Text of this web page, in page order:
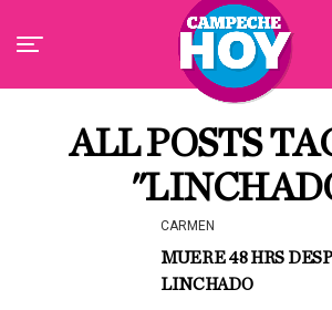
ALL POSTS
CARMEN
MUERE 48 HRS
LINCHADO